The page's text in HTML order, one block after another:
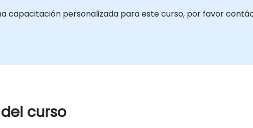
capacitación personalizada para este curso, por favor
curso